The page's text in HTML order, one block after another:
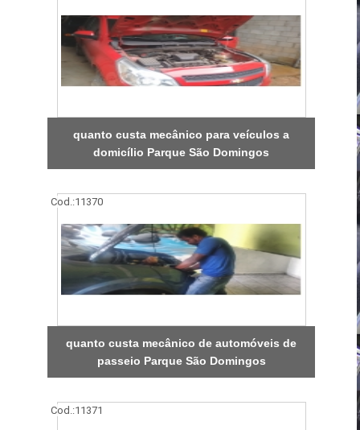
quanto custa mecânico para veículos a
domicílio Parque São Domingos
Cod.:11370
quanto custa mecânico de automóveis de
passeio Parque São Domingos
Cod.:11371